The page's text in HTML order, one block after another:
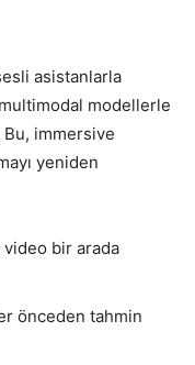
asistanlarla
modellerle
immersive
yeniden
bir arada
önceden tahmin